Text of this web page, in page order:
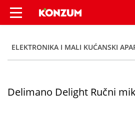
Delimano Delight
ELEKTRONIKA I MALI KUĆANSKI
Delimano Delight Ručni